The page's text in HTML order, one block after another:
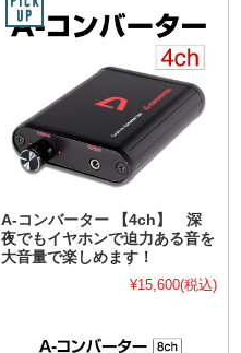
A-コンバーター 【4ch】 深
夜でもイヤホンで迫力ある音を
大音量で楽しめます！
¥15,600(税込)